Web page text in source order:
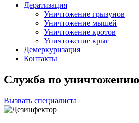
Дератизация
Уничтожение грызунов
Уничтожение мышей
Уничтожение кротов
Уничтожение крыс
Демеркуризация
Контакты
Служба по
Вызвать специалиста